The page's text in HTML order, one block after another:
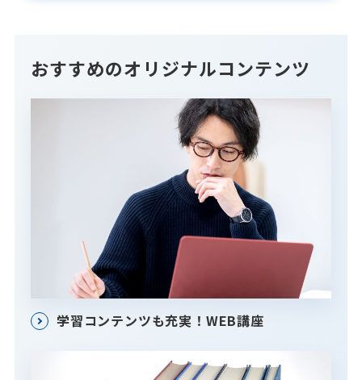
おすすめのオリジナルコンテンツ
学習コンテンツも充実！WEB講座